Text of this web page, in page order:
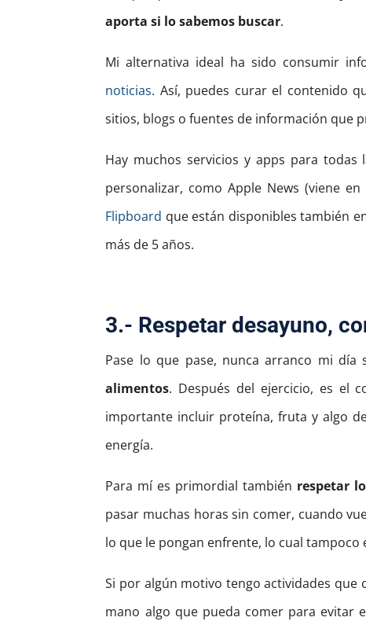
aporta si lo sabemos buscar.
Mi alternativa ideal ha sido consumir
noticias. Así, puedes curar el contenido
sitios, blogs o fuentes de información que
Hay muchos servicios y apps para
personalizar, como Apple News (viene
Flipboard que están disponibles también
más de 5 años.
3.- Respetar desayuno,
Pase lo que pase, nunca arranco mi día
alimentos. Después del ejercicio, es el
importante incluir proteína, fruta y algo
energía.
Para mí es primordial también respetar
pasar muchas horas sin comer, cuando
lo que le pongan enfrente, lo cual tampoco
Si por algún motivo tengo actividades que
mano algo que pueda comer para evitar